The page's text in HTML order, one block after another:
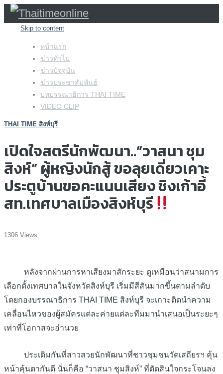
Skip to content
หน้าแรก
ข่าวทั่วไป
ข่าวปัจจุบัน
ข่าวประชาสัมพันธ์
บทบรรณาธิการ THAI TIME
VIDEO CLIP
THAI TIME สิงห์บุรี
เปิดใจสตรีนักพัฒนา..”วาสนา ชุม
สิงห์” ผู้หญิงนักสู้ ขอลุยเดี่ยวเคาะ
ประตูบ้านขอคะแนนเสียง ชิงเก้าอี้
สท.เทศบาลเมืองสิงห์บุรี
1306 Views
หลังจากผ่านการหาเสียงมาสักระยะ ดูเหมือนว่าสนามการ
เลือกตั้งเทศบาลในจังหวัดสิงห์บุรี เริ่มมีสีสันมากขึ้นตามลำดับ
โดยกองบรรณาธิการ THAI TIME สิงห์บุรี จะเกาะติดนำความ
เคลื่อนไหวของผู้สมัครแต่ละค่ายแต่ละทีมมานำเสนอเป็นระยะๆ
เท่าที่โอกาสจะอำนวย
ประเดิมกันที่สาวสวยนักพัฒนาที่ชาวชุมชนวัดเสถียรฯ คุ้น
หน้าคุ้นตากันดี นั่นก็คือ “วาสนา ชุมสิงห์” ที่ตัดสินใจกระโจนลง